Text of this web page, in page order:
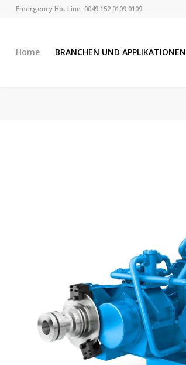
Emergency Hot Line: 0049 152 0109 0109
Home BRANCHEN UND APPLIKATIONEN